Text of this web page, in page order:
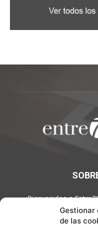
Gestionar
de las
¡Bienvenidos a
gastronomía y la cultura
un mundo de sabores